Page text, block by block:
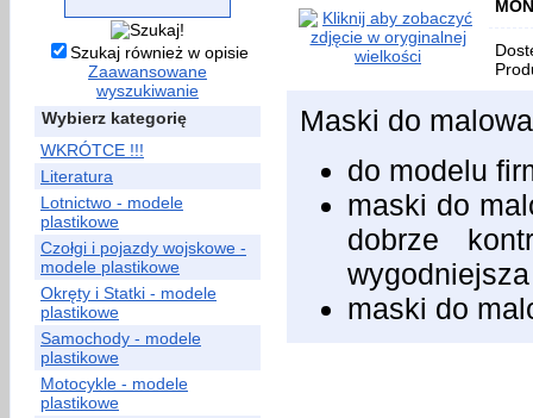
Szukaj również w opisie
Zaawansowane
wyszukiwanie
Wybierz kategorię
WKRÓTCE !!!
Literatura
Lotnictwo - modele
plastikowe
Czołgi i pojazdy wojskowe -
modele plastikowe
Okręty i Statki - modele
plastikowe
Samochody - modele
plastikowe
Motocykle - modele
plastikowe
Maski do
do modelu
maski do
dobrze
maski do